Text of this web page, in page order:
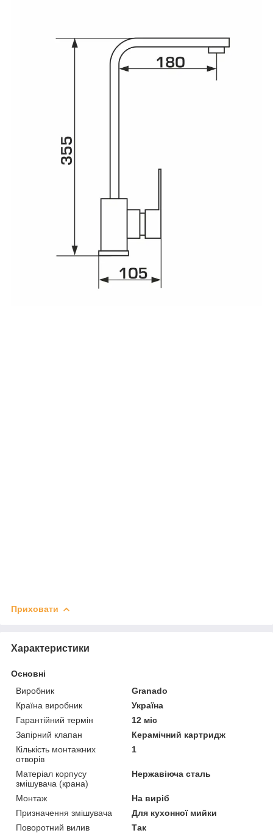
Приховати
Характеристики
Основні
Виробник
Granado
Країна виробник
Україна
Гарантійний термін
12 міс
Запірний клапан
Керамічний картридж
Кількість монтажних
отворів
1
Матеріал корпусу
змішувача (крана)
Нержавіюча сталь
Монтаж
На виріб
Призначення змішувача
Для кухонної мийки
Поворотний вилив
Так